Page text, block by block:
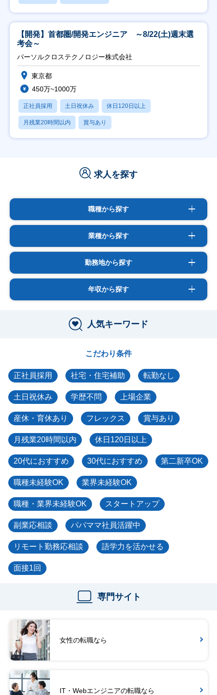
【開発】首都圏/開発エンジニア ～8/22(土)週末選
考会～
パーソルクロステクノロジー株式会社
東京都
450万~1000万
正社員採用 土日祝休み 休日120日以上
月残業20時間以内 賞与あり
求人を探す
職種から探す
業種から探す
勤務地から探す
年収から探す
人気キーワード
こだわり条件
正社員採用 社宅・住宅補助 転勤なし
土日祝休み 学歴不問 上場企業
産休・育休あり フレックス 賞与あり
月残業20時間以内 休日120日以上
20代におすすめ 30代におすすめ 第二新卒OK
職種未経験OK 業界未経験OK
職種・業界未経験OK スタートアップ
副業応相談 パパママ社員活躍中
リモート勤務応相談 語学力を活かせる
面接1回
専門サイト
女性の転職なら
IT・Webエンジニアの転職なら